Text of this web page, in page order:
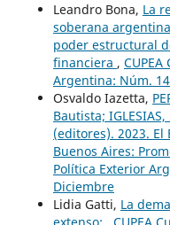
Leandro Bona, La
soberana
poder estructural
financiera ,
Argentina: Núm.
Osvaldo Iazetta,
Bautista;
(editores). 2023.
Buenos Aires:
Política Exterior
Diciembre
Lidia Gatti, La